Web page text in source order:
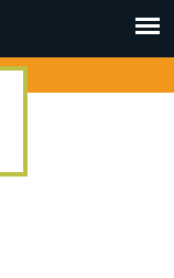
Toggle